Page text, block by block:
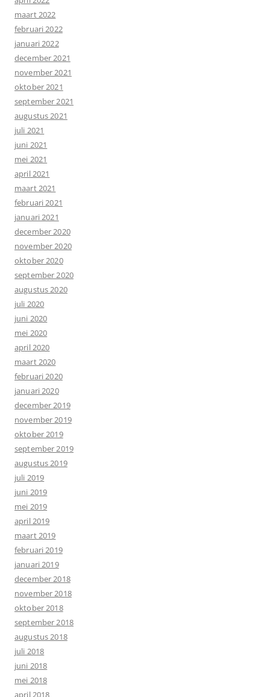
maart 2022
februari 2022
januari 2022
december 2021
november 2021
oktober 2021
september 2021
augustus 2021
juli 2021
juni 2021
mei 2021
april 2021
maart 2021
februari 2021
januari 2021
december 2020
november 2020
oktober 2020
september 2020
augustus 2020
juli 2020
juni 2020
mei 2020
april 2020
maart 2020
februari 2020
januari 2020
december 2019
november 2019
oktober 2019
september 2019
augustus 2019
juli 2019
juni 2019
mei 2019
april 2019
maart 2019
februari 2019
januari 2019
december 2018
november 2018
oktober 2018
september 2018
augustus 2018
juli 2018
juni 2018
mei 2018
april 2018